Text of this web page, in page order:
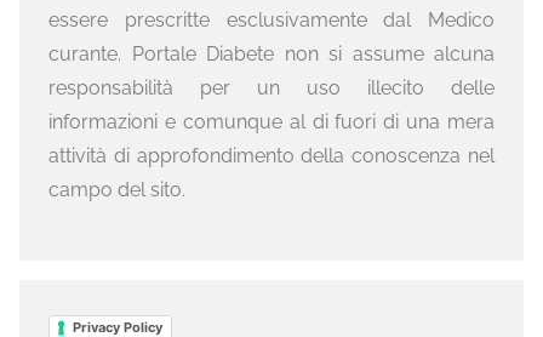
essere prescritte esclusivamente dal Medico
curante. Portale Diabete non si assume alcuna
responsabilità per un uso illecito delle
informazioni e comunque al di fuori di una mera
attività di approfondimento della conoscenza nel
campo del sito.
Privacy Policy